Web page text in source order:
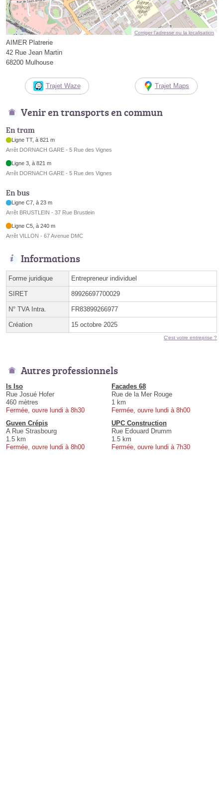
Corriger l’adresse ou la localisation
AIMER Platrerie
42 Rue Jean Martin
68200 Mulhouse
Trajet Waze Trajet Maps
Venir en transports en commun
En tram
Ligne TT, à 821 m
Arrêt DORNACH GARE - 5 Rue des Vignes
Ligne 3, à 821 m
Arrêt DORNACH GARE - 5 Rue des Vignes
En bus
Ligne C7, à 23 m
Arrêt BRUSTLEIN - 37 Rue Brustlein
Ligne C5, à 240 m
Arrêt VILLON - 67 Avenue DMC
Informations
Forme juridique Entrepreneur individuel
SIRET 89926697700029
N° TVA Intra. FR83899266977
Création 15 octobre 2025
C'est votre entreprise ?
Autres professionnels
Is Iso
Rue Josué Hofer
460 mètres
Fermée, ouvre lundi à 8h30
Facades 68
Rue de la Mer Rouge
1 km
Fermée, ouvre lundi à 8h00
Guven Crépis
A Rue Strasbourg
1.5 km
Fermée, ouvre lundi à 8h00
UPC Construction
Rue Edouard Drumm
1.5 km
Fermée, ouvre lundi à 7h30